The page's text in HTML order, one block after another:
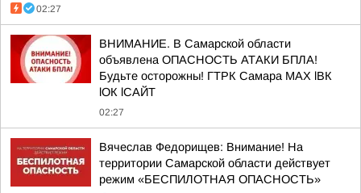
02:27
ВНИМАНИЕ. В Самарской области
объявлена ОПАСНОСТЬ АТАКИ БПЛА!
Будьте осторожны! ГТРК Самара MAX lВК
lОК lСАЙТ
02:27
Вячеслав Федорищев: Внимание! На
территории Самарской области действует
режим «БЕСПИЛОТНАЯ ОПАСНОСТЬ»